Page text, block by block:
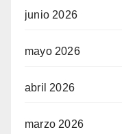
junio 2026
mayo 2026
abril 2026
marzo 2026